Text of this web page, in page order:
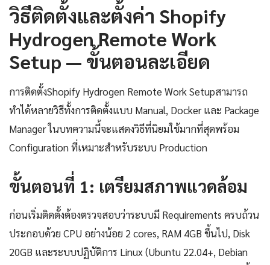
วิธีติดตั้งและตั้งค่า Shopify
Hydrogen Remote Work
Setup — ขั้นตอนละเอียด
การติดตั้งShopify Hydrogen Remote Work Setupสามารถ
ทำได้หลายวิธีทั้งการติดตั้งแบบ Manual, Docker และ Package
Manager ในบทความนี้จะแสดงวิธีที่นิยมใช้มากที่สุดพร้อม
Configuration ที่เหมาะสำหรับระบบ Production
ขั้นตอนที่ 1: เตรียมสภาพแวดล้อม
ก่อนเริ่มติดตั้งต้องตรวจสอบว่าระบบมี Requirements ครบถ้วน
ประกอบด้วย CPU อย่างน้อย 2 cores, RAM 4GB ขึ้นไป, Disk
20GB และระบบปฏิบัติการ Linux (Ubuntu 22.04+, Debian